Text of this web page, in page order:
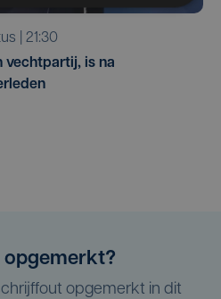
| 21:30
vechtpartij, is na
opgemerkt?
opgemerkt in dit